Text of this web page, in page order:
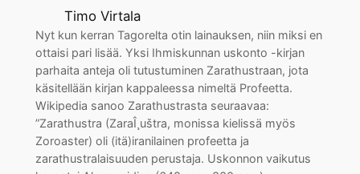
Timo Virtala
Nyt kun kerran Tagorelta otin lainauksen, niin miksi en
ottaisi pari lisää. Yksi Ihmiskunnan uskonto -kirjan
parhaita anteja oli tutustuminen Zarathustraan, jota
käsitellään kirjan kappaleessa nimeltä Profeetta.
Wikipedia sanoo Zarathustrasta seuraavaa:
”Zarathustra (ZaraÎ¸uštra, monissa kielissä myös
Zoroaster) oli (itä)iranilainen profeetta ja
zarathustralaisuuden perustaja. Uskonnon vaikutus